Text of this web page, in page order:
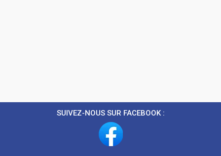
SUIVEZ-NOUS SUR FACEBOOK :